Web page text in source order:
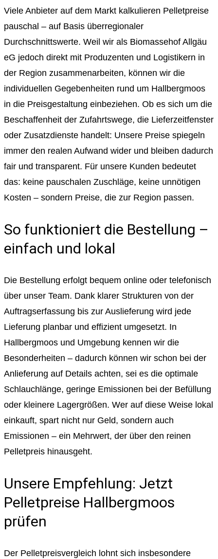
Viele Anbieter auf dem Markt kalkulieren Pelletpreise
pauschal – auf Basis überregionaler
Durchschnittswerte. Weil wir als Biomassehof Allgäu
eG jedoch direkt mit Produzenten und Logistikern in
der Region zusammenarbeiten, können wir die
individuellen Gegebenheiten rund um Hallbergmoos
in die Preisgestaltung einbeziehen. Ob es sich um die
Beschaffenheit der Zufahrtswege, die Lieferzeitfenster
oder Zusatzdienste handelt: Unsere Preise spiegeln
immer den realen Aufwand wider und bleiben dadurch
fair und transparent. Für unsere Kunden bedeutet
das: keine pauschalen Zuschläge, keine unnötigen
Kosten – sondern Preise, die zur Region passen.
So funktioniert die Bestellung –
einfach und lokal
Die Bestellung erfolgt bequem online oder telefonisch
über unser Team. Dank klarer Strukturen von der
Auftragserfassung bis zur Auslieferung wird jede
Lieferung planbar und effizient umgesetzt. In
Hallbergmoos und Umgebung kennen wir die
Besonderheiten – dadurch können wir schon bei der
Anlieferung auf Details achten, sei es die optimale
Schlauchlänge, geringe Emissionen bei der Befüllung
oder kleinere Lagergrößen. Wer auf diese Weise lokal
einkauft, spart nicht nur Geld, sondern auch
Emissionen – ein Mehrwert, der über den reinen
Pelletpreis hinausgeht.
Unsere Empfehlung: Jetzt
Pelletpreise Hallbergmoos
prüfen
Der Pelletpreisvergleich lohnt sich insbesondere